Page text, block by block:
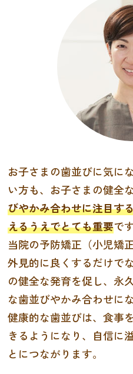
お子さまの歯並びに気に
い方も、お子さまの健全
びやかみ合わせに注目す
えるうえでとても重要です
当院の予防矯正（小児矯
外見的に良くするだけで
の健全な発育を促し、永
な歯並びやかみ合わせに
健康的な歯並びは、食事
きるようになり、自信に
とにつながります。